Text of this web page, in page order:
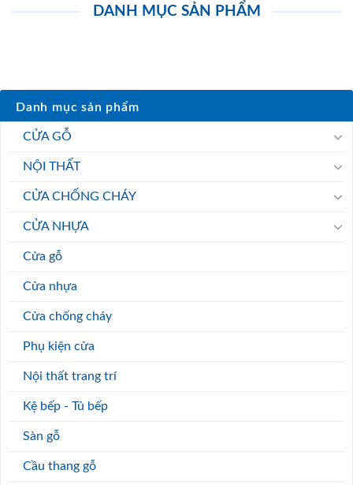
DANH MỤC SẢN PHẨM
Danh mục sản phẩm
CỬA GỖ
NỘI THẤT
CỬA CHỐNG CHÁY
CỬA NHỰA
Cửa gỗ
Cửa nhựa
Cửa chống cháy
Phụ kiện cửa
Nội thất trang trí
Kệ bếp - Tủ bếp
Sàn gỗ
Cầu thang gỗ